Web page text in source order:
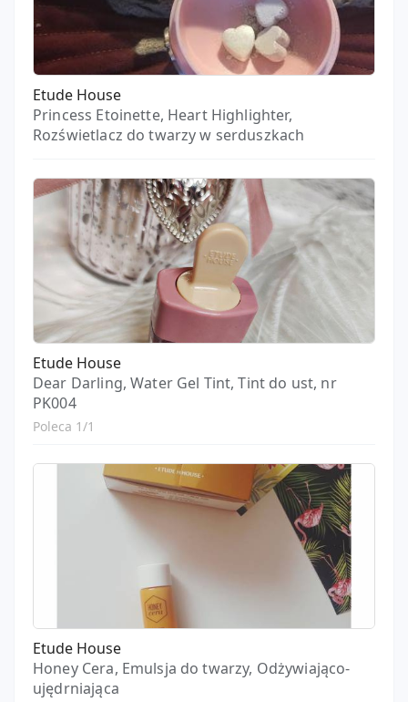
Etude House
Princess Etoinette, Heart Highlighter,
Rozświetlacz do twarzy w serduszkach
Etude House
Dear Darling, Water Gel Tint, Tint do ust, nr
PK004
Poleca 1/1
Etude House
Honey Cera, Emulsja do twarzy, Odżywiająco-
ujędrniająca